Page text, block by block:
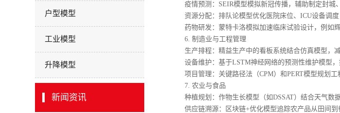
户型模型
工业模型
升降模型
新闻资讯
疫情预测：SEIR模型模拟新冠传播，辅助制定封城
资源分配：排队论模型优化医院床位、ICU设备调度
药物研发：蒙特卡洛模拟加速临床试验设计，例如辉
6. 制造业与工程管理
生产排程：精益生产中的看板系统结合仿真模型，减
设备维护：基于LSTM神经网络的预测性维护模型，
项目管理：关键路径法（CPM）和PERT模型规划工
7. 农业与食品
种植规划：作物生长模型（如DSSAT）结合天气数据
供应链溯源：区块链+优化模型追踪农产品从田间到